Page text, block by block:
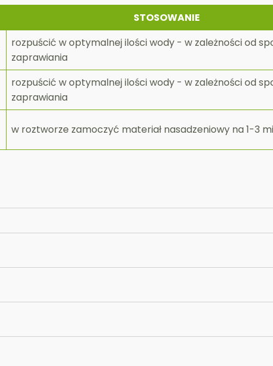
STOSOWANIE
rozpuścić w optymalnej ilości wody - w zależności od
zaprawiania
rozpuścić w optymalnej ilości wody - w zależności od
zaprawiania
w roztworze zamoczyć materiał nasadzeniowy na 1-3